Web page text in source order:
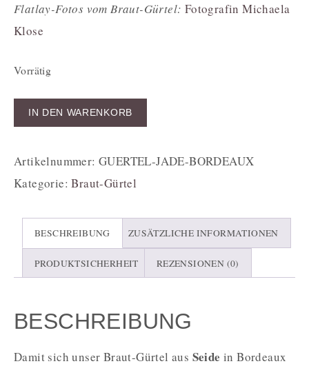
Flatlay-Fotos vom Braut-Gürtel: Fotografin Michaela
Klose
Vorrätig
IN DEN WARENKORB
Artikelnummer:GUERTEL-JADE-BORDEAUX
Kategorie:Braut-Gürtel
BESCHREIBUNG ZUSÄTZLICHE INFORMATIONEN
PRODUKTSICHERHEIT REZENSIONEN (0)
BESCHREIBUNG
Damit sich unser Braut-Gürtel aus Seide in Bordeaux